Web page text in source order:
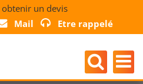
obtenir un devis
Mail Etre rappelé